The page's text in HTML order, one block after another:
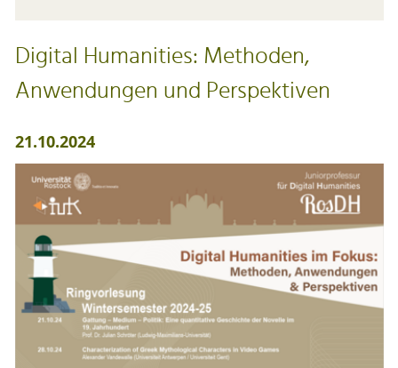
Digital Humanities: Methoden,
Anwendungen und Perspektiven
21.10.2024